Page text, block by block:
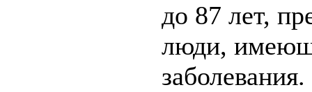
до 87 лет,
люди,
заболевания.